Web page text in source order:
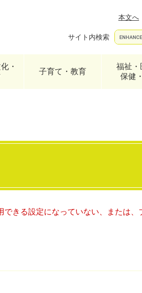
本文へ
サイト内検索
・
子育て・教育
福祉・
保健
きる設定になっていない、または